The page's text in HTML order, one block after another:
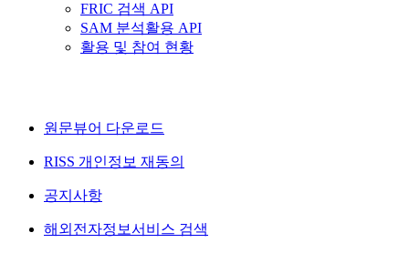
FRIC 검색 API
SAM 분석활용 API
활용 및 참여 현황
원문뷰어 다운로드
RISS 개인정보 재동의
공지사항
해외전자정보서비스 검색